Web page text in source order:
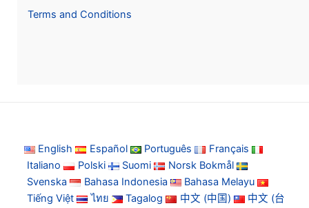
Terms and Conditions
English Español Português
Français
Italiano
Polski Suomi
Norsk Bokmål
Svenska
Bahasa Indonesia
Bahasa Melayu
Tiếng Việt
ไทย Tagalog 中文 (中国)
中文 (台